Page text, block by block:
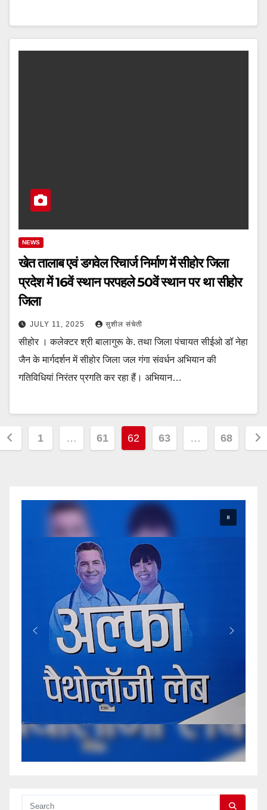
NEWS
खेत तालाब एवं डगवेल रिचार्ज निर्माण में सीहोर जिला
प्रदेश में 16वें स्थान परपहले 50वें स्थान पर था सीहोर
जिला
JULY 11, 2025 सुशील संचेती
सीहोर । कलेक्टर श्री बालागुरू के. तथा जिला पंचायत सीईओ डॉ नेहा
जैन के मार्गदर्शन में सीहोर जिला जल गंगा संवर्धन अभियान की
गतिविधियां निरंतर प्रगति कर रहा हैं। अभियान…
1 … 61 62 63 … 68